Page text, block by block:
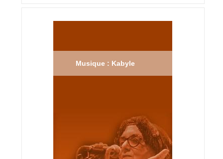
Musique : Kabyle